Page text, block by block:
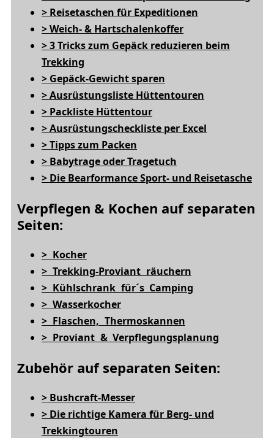
> Reisetaschen für Expeditionen
> Weich- & Hartschalenkoffer
> 3 Tricks zum Gepäck reduzieren beim
Trekking
> Gepäck-Gewicht sparen
> Ausrüstungsliste Hüttentouren
> Packliste Hüttentour
> Ausrüstungscheckliste per Excel
> Tipps zum Packen
> Babytrage oder Tragetuch
> Die Bearformance Sport- und Reisetasche
Verpflegen & Kochen auf separaten
Seiten:
> Kocher
> Trekking-Proviant räuchern
> Kühlschrank für´s Camping
> Wasserkocher
> Flaschen, Thermoskannen
> Proviant & Verpflegungsplanung
Zubehör auf separaten Seiten:
> Bushcraft-Messer
> Die richtige Kamera für Berg- und
Trekkingtouren